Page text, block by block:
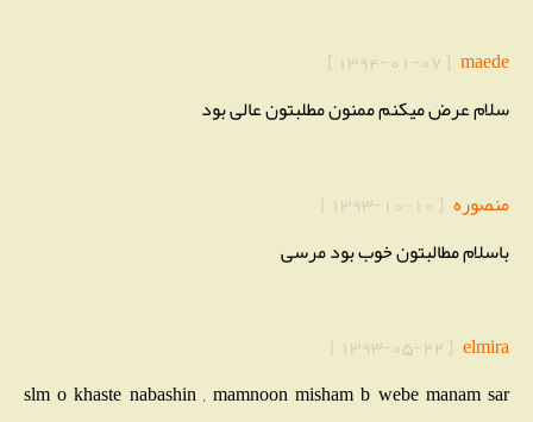
maede
[
1394-01-07
]
سلام عرض میکنم ممنون مطلبتون عالی بود
منصوره [
1393-10-10
]
باسلام مطالبتون خوب بود مرسی
elmira
[
1393-05-22
]
slm o khaste nabashin , mamnoon misham b webe manam sar